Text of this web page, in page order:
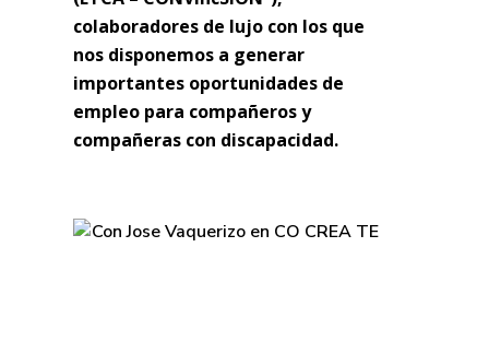
colaboradores de lujo con los que
nos disponemos a generar
importantes oportunidades de
empleo para compañeros y
compañeras con discapacidad.